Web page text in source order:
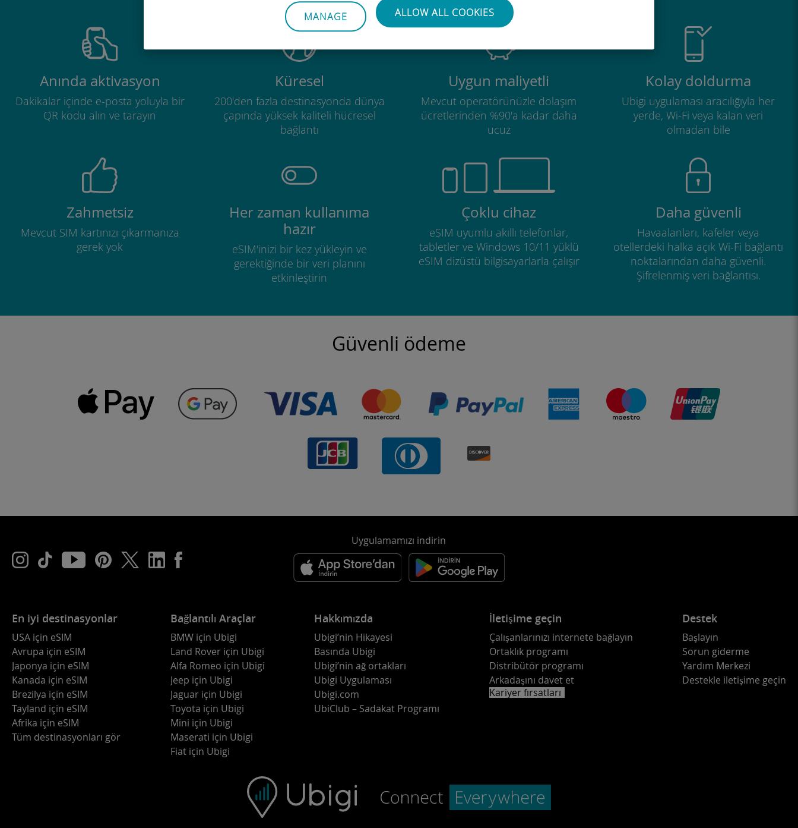
MANAGE ALLOW ALL COOKIES
Anında aktivasyon
Dakikalar içinde e-posta yoluyla bir
QR kodu alın ve tarayın
Küresel
200'den fazla destinasyonda dünya
çapında yüksek kaliteli hücresel
bağlantı
Uygun maliyetli
Mevcut operatörünüzle dolaşım
ücretlerinden %90'a kadar daha
ucuz
Kolay doldurma
Ubigi uygulaması aracılığıyla her
yerde, Wi-Fi veya kalan veri
olmadan bile
Zahmetsiz
Mevcut SIM kartınızı çıkarmanıza
gerek yok
Her zaman kullanıma
hazır
eSIM'inizi bir kez yükleyin ve
gerektiğinde bir veri planını
etkinleştirin
Çoklu cihaz
eSIM uyumlu akıllı telefonlar,
tabletler ve Windows 10/11 yüklü
eSIM dizüstü bilgisayarlarla çalışır
Daha güvenli
Havaalanları, kafeler veya
otellerdeki halka açık Wi-Fi bağlantı
noktalarından daha güvenli.
Şifrelenmiş veri bağlantısı.
Güvenli ödeme
Uygulamamızı indirin
En iyi destinasyonlar
USA için eSIM
Avrupa için eSIM
Japonya için eSIM
Kanada için eSIM
Brezilya için eSIM
Tayland için eSIM
Afrika için eSIM
Tüm destinasyonları gör
Bağlantılı Araçlar
BMW için Ubigi
Land Rover için Ubigi
Alfa Romeo için Ubigi
Jeep için Ubigi
Jaguar için Ubigi
Toyota için Ubigi
Mini için Ubigi
Maserati için Ubigi
Fiat için Ubigi
Hakkımızda
Ubigi’nin Hikayesi
Basında Ubigi
Ubigi’nin ağ ortakları
Ubigi Uygulaması
Ubigi.com
UbiClub – Sadakat Programı
İletişime geçin
Çalışanlarınızı internete bağlayın
Ortaklık programı
Distribütör programı
Arkadaşını davet et
Kariyer fırsatları
Destek
Başlayın
Sorun giderme
Yardım Merkezi
Destekle iletişime geçin